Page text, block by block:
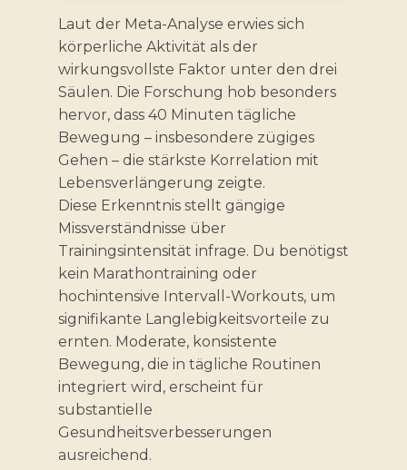
Laut der Meta-Analyse erwies sich
körperliche Aktivität als der
wirkungsvollste Faktor unter den drei
Säulen. Die Forschung hob besonders
hervor, dass 40 Minuten tägliche
Bewegung – insbesondere zügiges
Gehen – die stärkste Korrelation mit
Lebensverlängerung zeigte.
Diese Erkenntnis stellt gängige
Missverständnisse über
Trainingsintensität infrage. Du benötigst
kein Marathontraining oder
hochintensive Intervall-Workouts, um
signifikante Langlebigkeitsvorteile zu
ernten. Moderate, konsistente
Bewegung, die in tägliche Routinen
integriert wird, erscheint für
substantielle
Gesundheitsverbesserungen
ausreichend.